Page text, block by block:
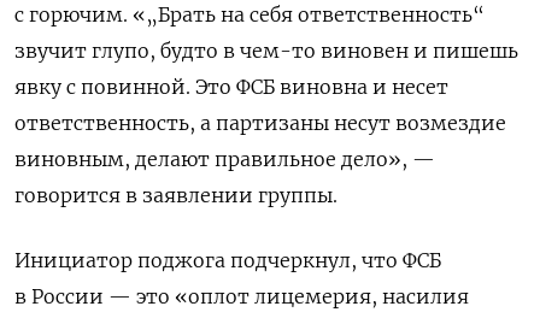
с горючим. «„Брать на себя ответственность“
звучит глупо, будто в чем-то виновен и пишешь
явку с повинной. Это ФСБ виновна и несет
ответственность, а партизаны несут возмездие
виновным, делают правильное дело», —
говорится в заявлении группы.
Инициатор поджога подчеркнул, что ФСБ
в России — это «оплот лицемерия, насилия